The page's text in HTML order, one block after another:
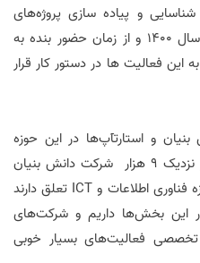
و پیاده سازی پروژه‌های
مختلف است، که در این راستا از سال ۱۴۰۰ و از زمان حضور بنده به
این فعالیت ها در دستور کار قرار
و استارتآپ‌ها در این حوزه
اشاره کرد و گفت: ما در حال حاضر نزدیک ۹ هزار شرکت دانش بنیان
داریم که تقریباً ۲ هزار شرکت به حوزه فناوری اطلاعات و ICT تعلق دارند
در این بخش‌ها داریم و شرکت‌های
تخصصی فعالیت‌های بسیار خوبی